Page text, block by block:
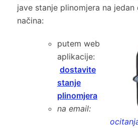
jave stanje plinomjera na
načina:
putem web
aplikacije:
dostavite
stanje
plinomjera
na email: